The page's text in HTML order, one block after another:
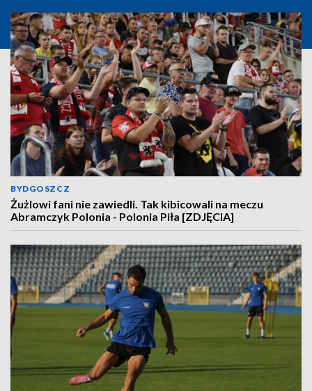
BYDGOSZCZ
Żużlowi fani nie zawiedli. Tak kibicowali na meczu
Abramczyk Polonia - Polonia Piła [ZDJĘCIA]